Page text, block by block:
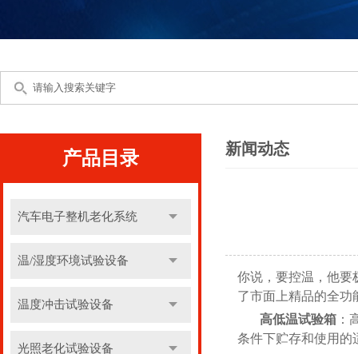
产品目录
汽车电子整机老化系统
温/湿度环境试验设备
温度冲击试验设备
光照老化试验设备
新闻动态
你说，要控温，他要
了市面上精品的全功
高低温试验箱 ：
条件下贮存和使用的